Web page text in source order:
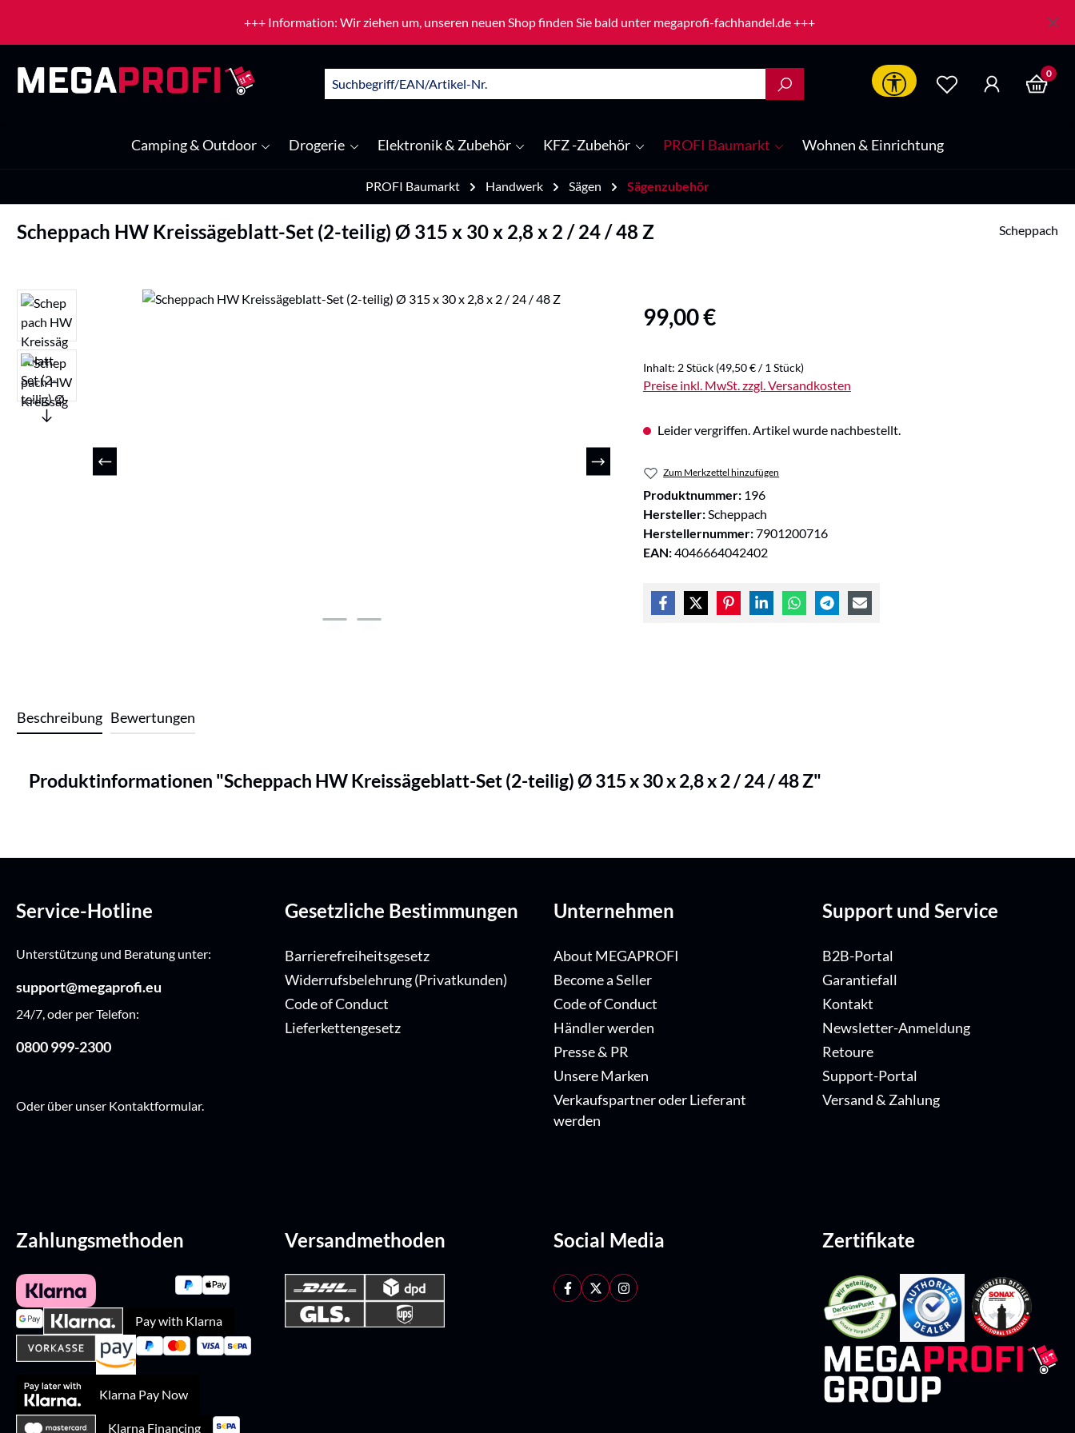
+++ Information: Wir ziehen um, unseren neuen Shop finden Sie bald unter megaprofi-fachhandel.de +++
Werkzeugleiste anzeigen
0
Camping & Outdoor Drogerie Elektronik & Zubehör KFZ -Zubehör PROFI Baumarkt Wohnen & Einrichtung
PROFI Baumarkt Handwerk Sägen Sägenzubehör
Scheppach HW Kreissägeblatt-Set (2-teilig) Ø 315 x 30 x 2,8 x 2 / 24 / 48 Z Scheppach
Bildergalerie überspringen
Regulärer Preis:
99,00 €
Inhalt: 2 Stück (49,50 € / 1 Stück)
Preise inkl. MwSt. zzgl. Versandkosten
Leider vergriffen. Artikel wurde nachbestellt.
Zum Merkzettel hinzufügen
Produktnummer: 196
Hersteller:Scheppach
Herstellernummer:7901200716
EAN:4046664042402
Beschreibung Bewertungen
Produktinformationen "Scheppach HW Kreissägeblatt-Set (2-teilig) Ø 315 x 30 x 2,8 x 2 / 24 / 48 Z"
Service-Hotline
Unterstützung und Beratung unter:
support@megaprofi.eu
24/7, oder per Telefon:
0800 999-2300
Oder über unser Kontaktformular.
Gesetzliche Bestimmungen
Barrierefreiheitsgesetz
Widerrufsbelehrung (Privatkunden)
Code of Conduct
Lieferkettengesetz
Unternehmen
About MEGAPROFI
Become a Seller
Code of Conduct
Händler werden
Presse & PR
Unsere Marken
Verkaufspartner oder Lieferant
werden
Support und Service
B2B-Portal
Garantiefall
Kontakt
Newsletter-Anmeldung
Retoure
Support-Portal
Versand & Zahlung
Zahlungsmethoden
Pay with Klarna
Klarna Pay Now
Klarna Financing
Versandmethoden Social Media Zertifikate